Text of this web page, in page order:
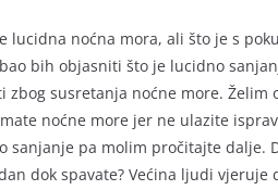
lucidna noćna mora, ali što je s
bih objasniti što je lucidno
susretanja noćne more.
noćne more jer ne ulazite
sanjanje pa molim pročitajte dalje.
dok spavate? Većina ljudi vjeruje